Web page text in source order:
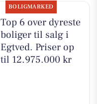
BOLIGMARKED
Top 6 over dyreste
boliger til salg i
Egtved. Priser op
til 12.975.000 kr